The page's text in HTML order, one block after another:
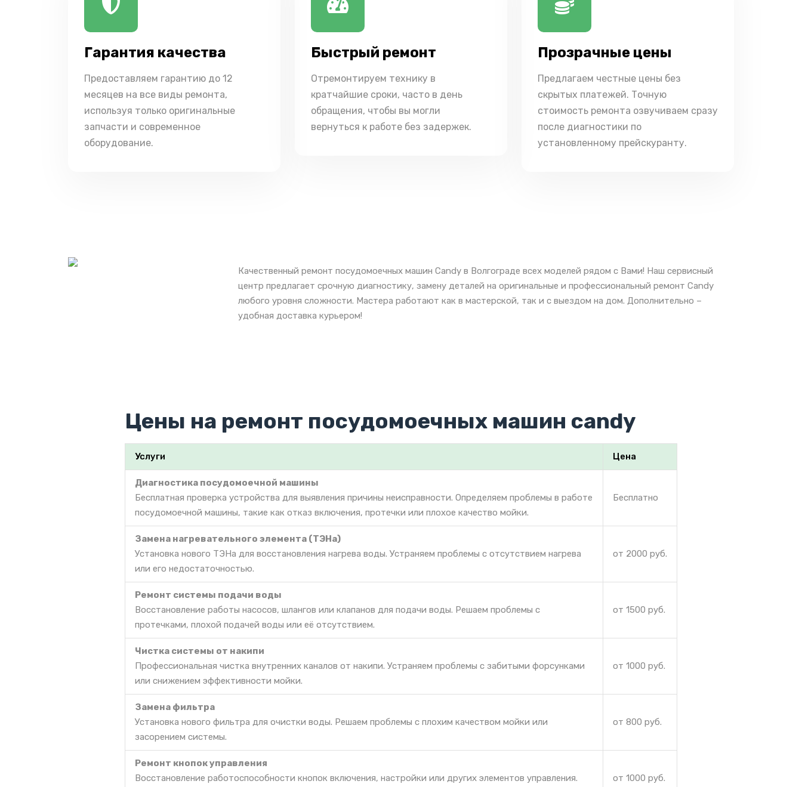
Гарантия качества
Предоставляем гарантию до 12
месяцев на все виды ремонта,
используя только оригинальные
запчасти и современное
оборудование.
Быстрый ремонт
Отремонтируем технику в
кратчайшие сроки, часто в день
обращения, чтобы вы могли
вернуться к работе без задержек.
Прозрачные цены
Предлагаем честные цены без
скрытых платежей. Точную
стоимость ремонта озвучиваем сразу
после диагностики по
установленному прейскуранту.
Качественный ремонт посудомоечных машин Candy в Волгограде всех моделей рядом с Вами! Наш сервисный
центр предлагает срочную диагностику, замену деталей на оригинальные и профессиональный ремонт Candy
любого уровня сложности. Мастера работают как в мастерской, так и с выездом на дом. Дополнительно –
удобная доставка курьером!
Цены на ремонт посудомоечных машин candy
Услуги Цена
Диагностика посудомоечной машины
Бесплатная проверка устройства для выявления причины неисправности. Определяем проблемы в работе
посудомоечной машины, такие как отказ включения, протечки или плохое качество мойки.
Бесплатно
Замена нагревательного элемента (ТЭНа)
Установка нового ТЭНа для восстановления нагрева воды. Устраняем проблемы с отсутствием нагрева
или его недостаточностью.
от 2000 руб.
Ремонт системы подачи воды
Восстановление работы насосов, шлангов или клапанов для подачи воды. Решаем проблемы с
протечками, плохой подачей воды или её отсутствием.
от 1500 руб.
Чистка системы от накипи
Профессиональная чистка внутренних каналов от накипи. Устраняем проблемы с забитыми форсунками
или снижением эффективности мойки.
от 1000 руб.
Замена фильтра
Установка нового фильтра для очистки воды. Решаем проблемы с плохим качеством мойки или
засорением системы.
от 800 руб.
Ремонт кнопок управления
Восстановление работоспособности кнопок включения, настройки или других элементов управления.
от 1000 руб.